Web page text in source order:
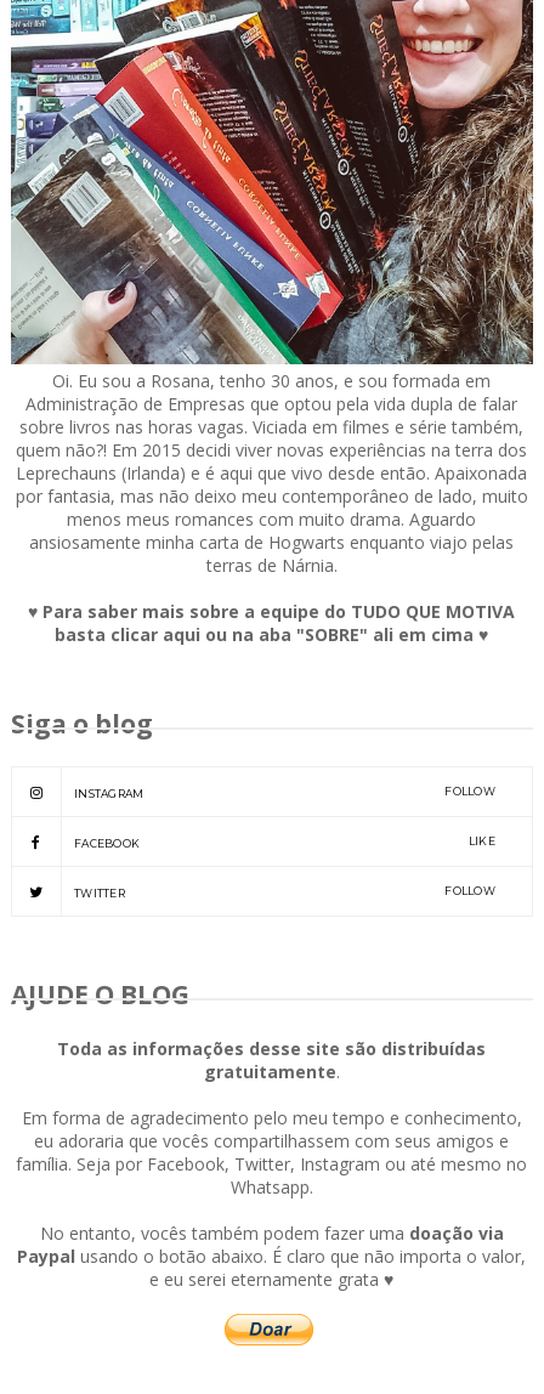
Oi. Eu sou a Rosana, tenho 30 anos, e sou formada em
Administração de Empresas que optou pela vida dupla de falar
sobre livros nas horas vagas. Viciada em filmes e série também,
quem não?! Em 2015 decidi viver novas experiências na terra dos
Leprechauns (Irlanda) e é aqui que vivo desde então. Apaixonada
por fantasia, mas não deixo meu contemporâneo de lado, muito
menos meus romances com muito drama. Aguardo
ansiosamente minha carta de Hogwarts enquanto viajo pelas
terras de Nárnia.
♥ Para saber mais sobre a equipe do TUDO QUE MOTIVA
basta clicar aqui ou na aba "SOBRE" ali em cima ♥
Siga o blog
INSTAGRAM FOLLOW
FACEBOOK LIKE
TWITTER FOLLOW
AJUDE O BLOG
Toda as informações desse site são distribuídas
gratuitamente.
Em forma de agradecimento pelo meu tempo e conhecimento,
eu adoraria que vocês compartilhassem com seus amigos e
família. Seja por Facebook, Twitter, Instagram ou até mesmo no
Whatsapp.
No entanto, vocês também podem fazer uma doação via
Paypal usando o botão abaixo. É claro que não importa o valor,
e eu serei eternamente grata ♥